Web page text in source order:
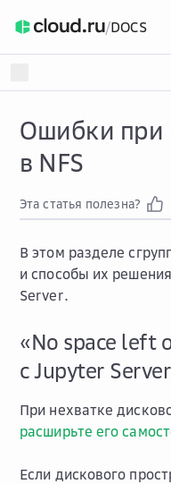
/DOCS
Ошибки при
в NFS
Эта статья полезна?
В этом разделе
и способы их
Server.
«No space left
с Jupyter Server
При нехватке
расширьте его
Если дискового